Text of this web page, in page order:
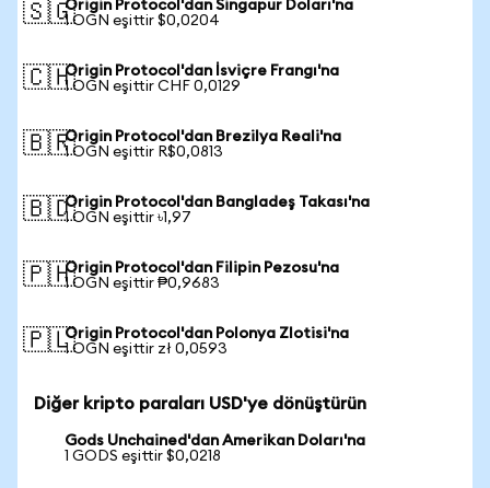
🇸🇬Origin Protocol'dan Singapur Doları'na
1 OGN eşittir $0,0204
🇨🇭Origin Protocol'dan İsviçre Frangı'na
1 OGN eşittir CHF 0,0129
🇧🇷Origin Protocol'dan Brezilya Reali'na
1 OGN eşittir R$0,0813
🇧🇩Origin Protocol'dan Bangladeş Takası'na
1 OGN eşittir ৳1,97
🇵🇭Origin Protocol'dan Filipin Pezosu'na
1 OGN eşittir ₱0,9683
🇵🇱Origin Protocol'dan Polonya Zlotisi'na
1 OGN eşittir zł 0,0593
Diğer kripto paraları USD'ye dönüştürün
Gods Unchained'dan Amerikan Doları'na
1 GODS eşittir $0,0218